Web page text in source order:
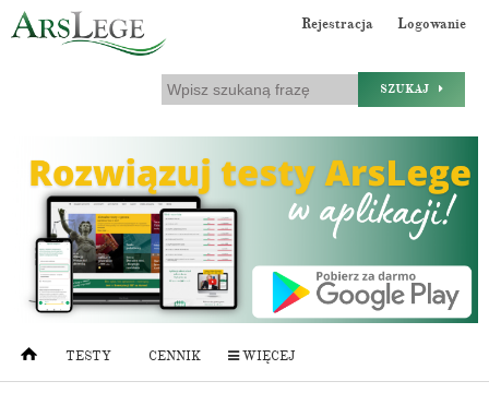
Rejestracja Logowanie
SZUKAJ
TESTY CENNIK WIĘCEJ